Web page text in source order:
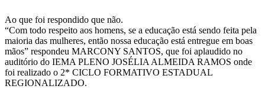
Ao que foi respondido que não.
“Com todo respeito aos homens, se a educação está sendo feita pela
maioria das mulheres, então nossa educação está entregue em boas
mãos” respondeu MARCONY SANTOS, que foi aplaudido no
auditório do IEMA PLENO JOSÉLIA ALMEIDA RAMOS onde
foi realizado o 2* CICLO FORMATIVO ESTADUAL
REGIONALIZADO.